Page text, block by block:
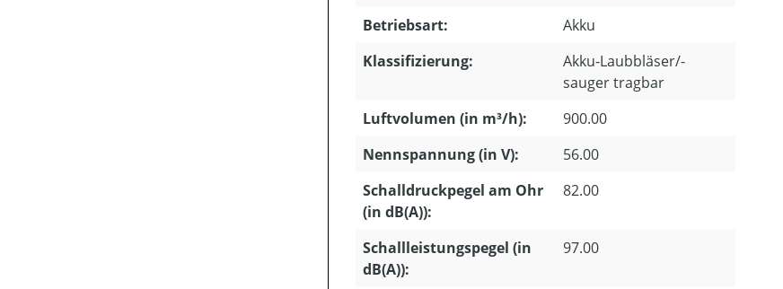
Betriebsart:
Akku
Klassifizierung:
Akku-Laubbläser/-
sauger tragbar
Luftvolumen (in m³/h):
900.00
Nennspannung (in V):
56.00
Schalldruckpegel am Ohr
(in dB(A)):
82.00
Schallleistungspegel (in
dB(A)):
97.00